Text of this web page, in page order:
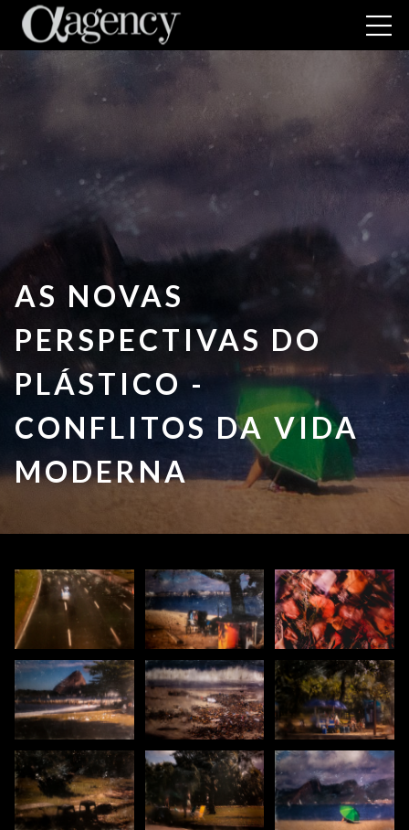
AS NOVAS
PERSPECTIVAS DO
PLÁSTICO -
CONFLITOS DA VIDA
MODERNA